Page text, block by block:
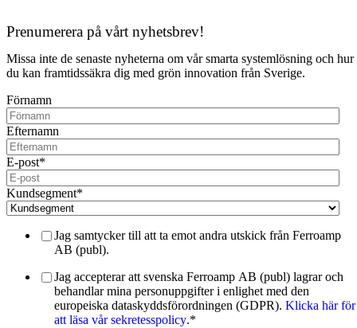
Prenumerera på vårt nyhetsbrev!
Missa inte de senaste nyheterna om vår smarta systemlösning och hur
du kan framtidssäkra dig med grön innovation från Sverige.
Förnamn
Efternamn
E-post*
Kundsegment*
Jag samtycker till att ta emot andra utskick från Ferroamp
AB (publ).
Jag accepterar att svenska Ferroamp AB (publ) lagrar och
behandlar mina personuppgifter i enlighet med den
europeiska dataskyddsförordningen (GDPR). Klicka här för
att läsa vår sekretesspolicy.*